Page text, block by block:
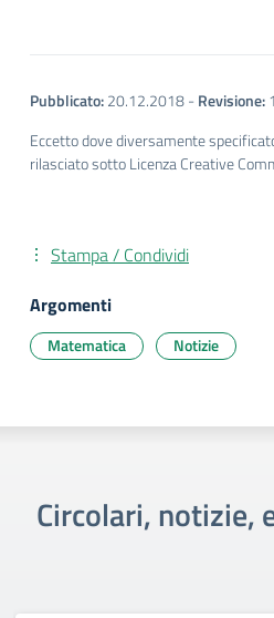
Pubblicato:20.12.2018-Revisione:
Eccetto dove diversamente
rilasciato sotto Licenza Creative
Stampa / Condividi
Argomenti
Matematica Notizie
Circolari, notizie,